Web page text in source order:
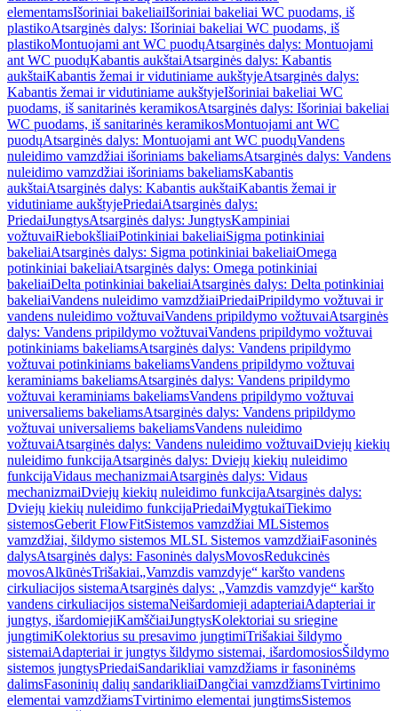
elementamsIšoriniai bakeliaiIšoriniai bakeliai WC puodams, iš
plastikoAtsarginės dalys: Išoriniai bakeliai WC puodams, iš
plastikoMontuojami ant WC puodųAtsarginės dalys: Montuojami
ant WC puodųKabantis aukštaiAtsarginės dalys: Kabantis
aukštaiKabantis žemai ir vidutiniame aukštyjeAtsarginės dalys:
Kabantis žemai ir vidutiniame aukštyjeIšoriniai bakeliai WC
puodams, iš sanitarinės keramikosAtsarginės dalys: Išoriniai bakeliai
WC puodams, iš sanitarinės keramikosMontuojami ant WC
puodųAtsarginės dalys: Montuojami ant WC puodųVandens
nuleidimo vamzdžiai išoriniams bakeliamsAtsarginės dalys: Vandens
nuleidimo vamzdžiai išoriniams bakeliamsKabantis
aukštaiAtsarginės dalys: Kabantis aukštaiKabantis žemai ir
vidutiniame aukštyjePriedaiAtsarginės dalys:
PriedaiJungtysAtsarginės dalys: JungtysKampiniai
vožtuvaiRiebokšliaiPotinkiniai bakeliaiSigma potinkiniai
bakeliaiAtsarginės dalys: Sigma potinkiniai bakeliaiOmega
potinkiniai bakeliaiAtsarginės dalys: Omega potinkiniai
bakeliaiDelta potinkiniai bakeliaiAtsarginės dalys: Delta potinkiniai
bakeliaiVandens nuleidimo vamzdžiaiPriedaiPripildymo vožtuvai ir
vandens nuleidimo vožtuvaiVandens pripildymo vožtuvaiAtsarginės
dalys: Vandens pripildymo vožtuvaiVandens pripildymo vožtuvai
potinkiniams bakeliamsAtsarginės dalys: Vandens pripildymo
vožtuvai potinkiniams bakeliamsVandens pripildymo vožtuvai
keraminiams bakeliamsAtsarginės dalys: Vandens pripildymo
vožtuvai keraminiams bakeliamsVandens pripildymo vožtuvai
universaliems bakeliamsAtsarginės dalys: Vandens pripildymo
vožtuvai universaliems bakeliamsVandens nuleidimo
vožtuvaiAtsarginės dalys: Vandens nuleidimo vožtuvaiDviejų kiekių
nuleidimo funkcijaAtsarginės dalys: Dviejų kiekių nuleidimo
funkcijaVidaus mechanizmaiAtsarginės dalys: Vidaus
mechanizmaiDviejų kiekių nuleidimo funkcijaAtsarginės dalys:
Dviejų kiekių nuleidimo funkcijaPriedaiMygtukaiTiekimo
sistemosGeberit FlowFitSistemos vamzdžiai MLSistemos
vamzdžiai, šildymo sistemos MLSL Sistemos vamzdžiaiFasoninės
dalysAtsarginės dalys: Fasoninės dalysMovosRedukcinės
movosAlkūnėsTrišakiai„Vamzdis vamzdyje“ karšto vandens
cirkuliacijos sistemaAtsarginės dalys: „Vamzdis vamzdyje“ karšto
vandens cirkuliacijos sistemaNeišardomieji adapteriaiAdapteriai ir
jungtys, išardomiejiKamščiaiJungtysKolektoriai su sriegine
jungtimiKolektorius su presavimo jungtimiTrišakiai šildymo
sistemaiAdapteriai ir jungtys šildymo sistemai, išardomosiosŠildymo
sistemos jungtysPriedaiSandarikliai vamzdžiams ir fasoninėms
dalimsFasoninių dalių sandarikliaiDangčiai vamzdžiamsTvirtinimo
elementai vamzdžiamsTvirtinimo elementai jungtimsSistemos